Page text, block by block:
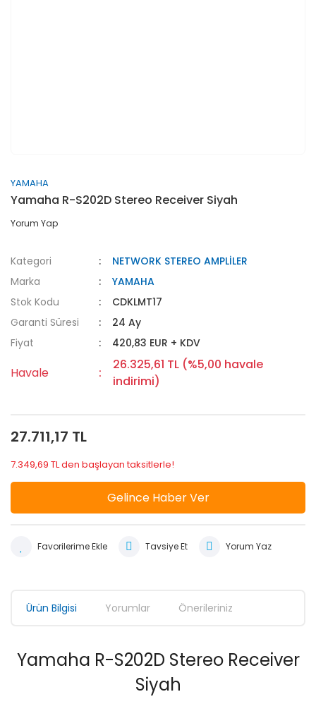
YAMAHA
Yamaha R-S202D Stereo Receiver Siyah
Yorum Yap
Kategori
NETWORK STEREO AMPLİLER
Marka
YAMAHA
Stok Kodu
CDKLMT17
Garanti Süresi
24 Ay
Fiyat
420,83 EUR + KDV
Havale
26.325,61 TL (%5,00 havale
indirimi)
27.711,17 TL
7.349,69 TL den başlayan taksitlerle!
Gelince Haber Ver
Tavsiye Et Yorum Yaz
Ürün Bilgisi Yorumlar Önerileriniz
Yamaha R-S202D Stereo Receiver
Siyah